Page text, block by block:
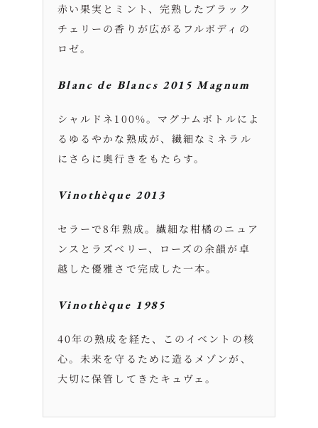
赤い果実とミント、完熟したブラック
チェリーの香りが広がるフルボディの
ロゼ。
Blanc de Blancs 2015 Magnum
シャルドネ100%。マグナムボトルによ
るゆるやかな熟成が、繊細なミネラル
にさらに奥行きをもたらす。
Vinothèque 2013
セラーで8年熟成。繊細な柑橘のニュア
ンスとラズベリー、ローズの余韻が卓
越した優雅さで完成した一本。
Vinothèque 1985
40年の熟成を経た、このイベントの核
心。未来を守るために造るメゾンが、
大切に保管してきたキュヴェ。